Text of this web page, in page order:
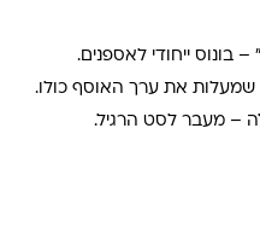
בונוס ייחודי לאספנים.
את ערך האוסף כולו.